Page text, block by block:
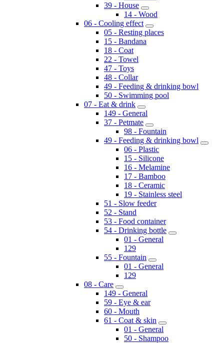
39 - House
14 - Wood
06 - Cooling effect
05 - Resting places
15 - Bandana
18 - Coat
22 - Towel
47 - Toys
48 - Collar
49 - Feeding & drinking bowl
50 - Swimming pool
07 - Eat & drink
149 - General
37 - Petmate
98 - Fountain
49 - Feeding & drinking bowl
06 - Plastic
15 - Silicone
16 - Melamine
17 - Bamboo
18 - Ceramic
19 - Stainless steel
51 - Slow feeder
52 - Stand
53 - Food container
54 - Drinking bottle
01 - General
129
55 - Fountain
01 - General
129
08 - Care
149 - General
59 - Eye & ear
60 - Mouth
61 - Coat & skin
01 - General
50 - Shampoo